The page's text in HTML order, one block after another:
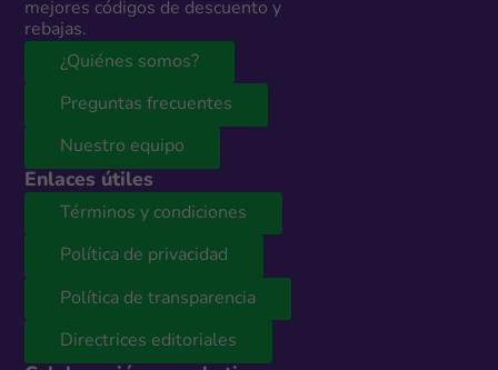
mejores códigos de descuento y
rebajas.
¿Quiénes somos?
Preguntas frecuentes
Nuestro equipo
Enlaces útiles
Términos y condiciones
Política de privacidad
Política de transparencia
Directrices editoriales